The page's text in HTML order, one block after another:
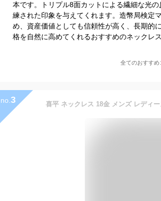
本です。トリプル8面カットによる繊細な光
練された印象を与えてくれます。造幣局検定
め、資産価値としても信頼性が高く、長期的
格を自然に高めてくれるおすすめのネックレス
全てのおすすめ
no. 3